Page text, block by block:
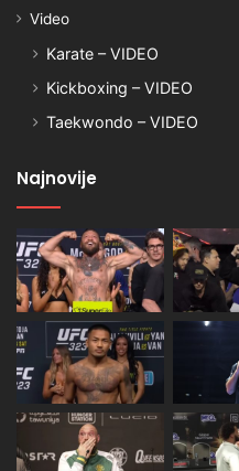
Video
Karate – VIDEO
Kickboxing – VIDEO
Taekwondo – VIDEO
Najnovije